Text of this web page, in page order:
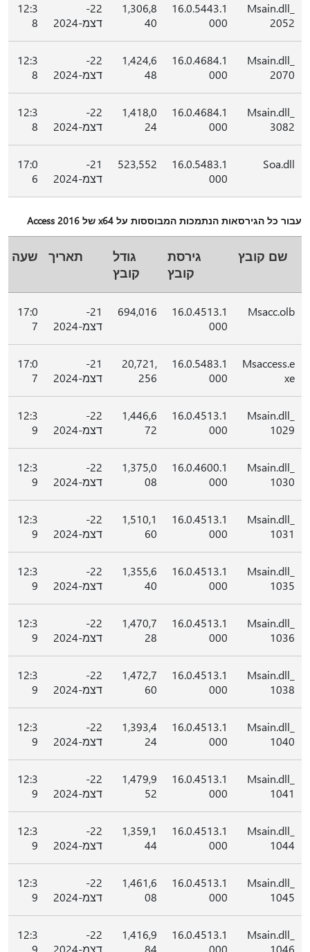
Msain.dll_
2052
16.0.5443.1
000
1,306,8
40
22-
דצמ-2024
12:3
8
Msain.dll_
2070
16.0.4684.1
000
1,424,6
48
22-
דצמ-2024
12:3
8
Msain.dll_
3082
16.0.4684.1
000
1,418,0
24
22-
דצמ-2024
12:3
8
Soa.dll
16.0.5483.1
000
523,552
21-
דצמ-2024
17:0
6
עבור כל הגירסאות הנתמכות המבוססות על x64 של Access 2016
שם קובץ
גירסת
קובץ
גודל
קובץ
תאריך שעה
Msacc.olb
16.0.4513.1
000
694,016
21-
דצמ-2024
17:0
7
Msaccess.e
xe
16.0.5483.1
000
20,721,
256
21-
דצמ-2024
17:0
7
Msain.dll_
1029
16.0.4513.1
000
1,446,6
72
22-
דצמ-2024
12:3
9
Msain.dll_
1030
16.0.4600.1
000
1,375,0
08
22-
דצמ-2024
12:3
9
Msain.dll_
1031
16.0.4513.1
000
1,510,1
60
22-
דצמ-2024
12:3
9
Msain.dll_
1035
16.0.4513.1
000
1,355,6
40
22-
דצמ-2024
12:3
9
Msain.dll_
1036
16.0.4513.1
000
1,470,7
28
22-
דצמ-2024
12:3
9
Msain.dll_
1038
16.0.4513.1
000
1,472,7
60
22-
דצמ-2024
12:3
9
Msain.dll_
1040
16.0.4513.1
000
1,393,4
24
22-
דצמ-2024
12:3
9
Msain.dll_
1041
16.0.4513.1
000
1,479,9
52
22-
דצמ-2024
12:3
9
Msain.dll_
1044
16.0.4513.1
000
1,359,1
44
22-
דצמ-2024
12:3
9
Msain.dll_
1045
16.0.4513.1
000
1,461,6
08
22-
דצמ-2024
12:3
9
Msain.dll_
1046
16.0.4513.1
000
1,416,9
84
22-
דצמ-2024
12:3
9